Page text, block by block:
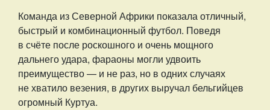
Команда из Северной Африки показала отличный,
быстрый и комбинационный футбол. Поведя
в счёте после роскошного и очень мощного
дальнего удара, фараоны могли удвоить
преимущество — и не раз, но в одних случаях
не хватило везения, в других выручал бельгийцев
огромный Куртуа.